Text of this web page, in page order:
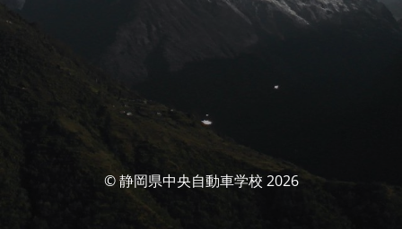
© 静岡県中央自動車学校 2026